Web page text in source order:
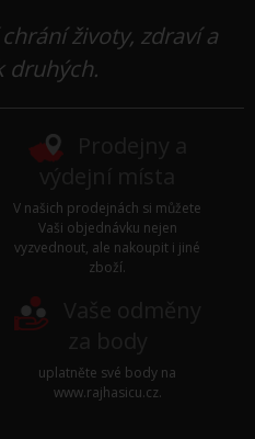
životy, zdraví a
druhých.
V našich prodejnách si můžete
Vaši objednávku nejen
vyzvednout, ale nakoupit i jiné
zboží.
uplatněte své body na
www.rajhasicu.cz.